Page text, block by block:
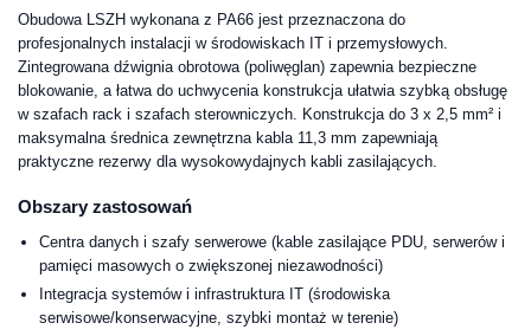
Obudowa LSZH wykonana z PA66 jest przeznaczona do
profesjonalnych instalacji w środowiskach IT i przemysłowych.
Zintegrowana dźwignia obrotowa (poliwęglan) zapewnia bezpieczne
blokowanie, a łatwa do uchwycenia konstrukcja ułatwia szybką obsługę
w szafach rack i szafach sterowniczych. Konstrukcja do 3 x 2,5 mm² i
maksymalna średnica zewnętrzna kabla 11,3 mm zapewniają
praktyczne rezerwy dla wysokowydajnych kabli zasilających.
Obszary zastosowań
Centra danych i szafy serwerowe (kable zasilające PDU, serwerów i
pamięci masowych o zwiększonej niezawodności)
Integracja systemów i infrastruktura IT (środowiska
serwisowe/konserwacyjne, szybki montaż w terenie)